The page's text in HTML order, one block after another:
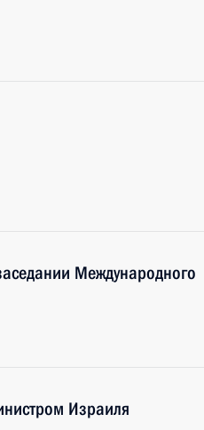
Международного
Израиля